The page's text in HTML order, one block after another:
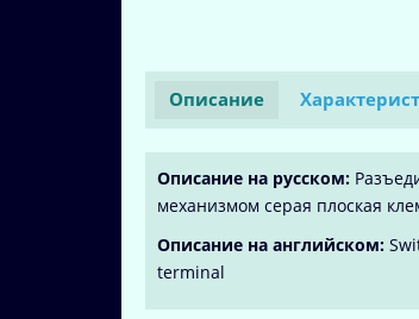
Описание
Описание на русском:
механизмом серая плоская
Описание на английском:
terminal